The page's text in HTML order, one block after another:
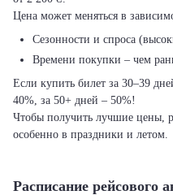
Цена может меняться в
Сезонности и спроса
Времени покупки – чем
Если купить билет за 30–39
40%, за 50+ дней – 50%!
Чтобы получить лучшие цены,
особенно в праздники и летом.
Расписание